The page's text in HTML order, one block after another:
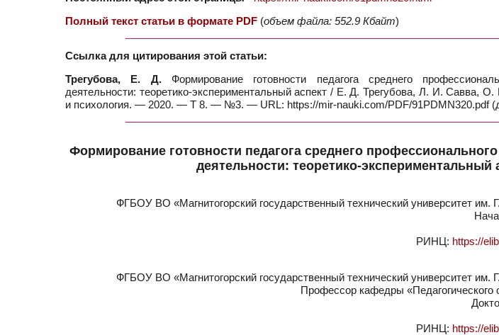
Полный текст статьи в формате PDF (объем файла: 552.9 Кбайт)
Ссылка для цитирования этой статьи:
Трегубова, Е. Д.Формирование готовности педагога среднего
деятельности: теоретико-экспериментальный аспект / Е. Д. Трегубова, Л. И. Савва,
и психология. — 2020. — Т 8. — №3. — URL: https://mir-nauki.com/PDF/91PDMN320.pdf
Формирование готовности педагога среднего
деятельности: теоретико-экспериментальный
ФГБОУ ВО «Магнитогорский государственный технический университет им.
РИНЦ: https://
ФГБОУ ВО «Магнитогорский государственный технический университет им.
Профессор кафедры «Педагогического
РИНЦ: https://